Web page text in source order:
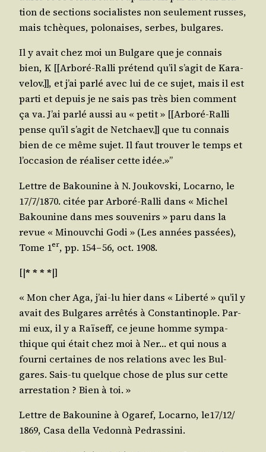
tion de sec­tions socia­listes non seule­ment russes,
mais tchèques, polo­naises, serbes, bulgares.
Il y avait chez moi un Bul­gare que je connais
bien, K [[Arbo­ré-Ral­li pré­tend qu’il s’a­git de Kara­
ve­lov.]], et j’ai par­lé avec lui de ce sujet, mais il est
par­ti et depuis je ne sais pas très bien com­ment
ça va. J’ai par­lé aus­si au « petit » [[Arbo­ré-Ral­li
pense qu’il s’a­git de Net­chaev.]] que tu connais
bien de ce même sujet. Il faut trou­ver le temps et
l’oc­ca­sion de réa­li­ser cette idée.»”
Lettre de Bakou­nine à N. Jou­kovs­ki, Locar­no, le
17/​7/​1870. citée par Arbo­ré-Ral­li dans « Michel
Bakou­nine dans mes sou­ve­nirs » paru dans la
revue « Minouv­chi Godi » (Les années pas­sées),
Tome 1er, pp. 154 – 56, oct. 1908.
[|* * * *|]
« Mon cher Aga, j’ai-lu hier dans « Liber­té » qu’il y
avait des Bul­gares arrê­tés à Constan­ti­nople. Par­
mi eux, il y a Raï­seff, ce jeune homme sym­pa­
thique qui était chez moi à Ner… et qui nous a
four­ni cer­taines de nos rela­tions avec les Bul­
gares. Sais-tu quelque chose de plus sur cette
arres­ta­tion ? Bien à toi. »
Lettre de Bakou­nine à Oga­ref, Locar­no, le17/​12/​
1869, Casa del­la Vedonnà Pedrassini.